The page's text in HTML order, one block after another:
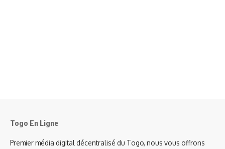
Togo En Ligne
Premier média digital décentralisé du Togo, nous vous offrons